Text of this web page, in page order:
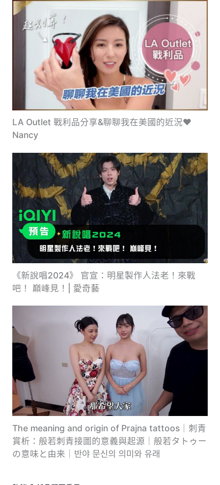
LA Outlet 戰利品分享&聊聊我在美國的近況♥
Nancy
《新說唱2024》 官宣：明星製作人法老！來戰
吧！ 巔峰見！| 愛奇藝
The meaning and origin of Prajna tattoos｜刺青
賞析：般若刺青接圖的意義與起源｜般若タトゥー
の意味と由来｜반야 ​​문신의 의미와 유래